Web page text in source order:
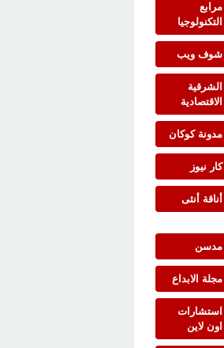
مرابع
التكنولوجيا
شوف ويب
الشرقية
الاقتصادية
مدونة كوكان
كار نيوز
أناقة أنثى
مدسن
مجلة الابداع
استشارات
اون لاين